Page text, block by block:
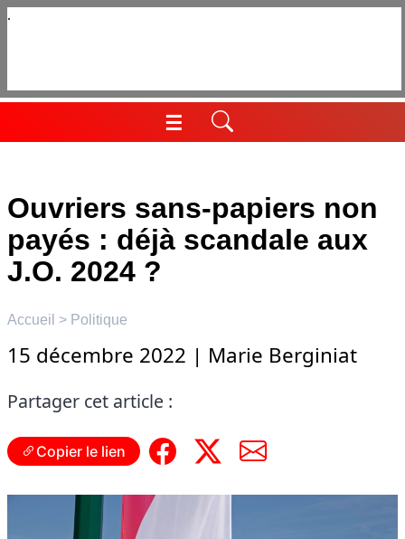
Aller
☰
Menu
Ouvriers sans-papiers non
payés : déjà scandale aux
J.O. 2024 ?
Accueil > Politique
15 décembre 2022 | Marie Berginiat
Partager cet article :
Copier le lien